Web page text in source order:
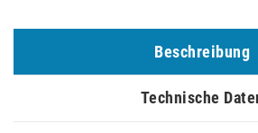
Beschreibung
Technische